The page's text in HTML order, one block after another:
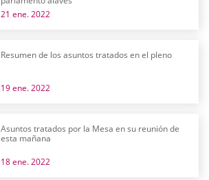
21 ene. 2022
Resumen de los asuntos tratados en el pleno
19 ene. 2022
Asuntos tratados por la Mesa en su reunión de
esta mañana
18 ene. 2022